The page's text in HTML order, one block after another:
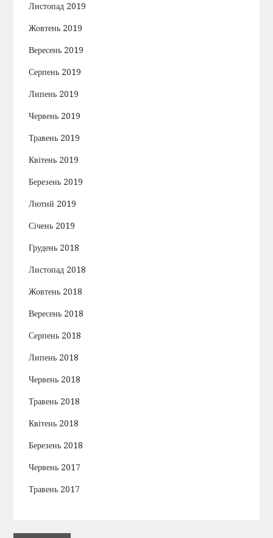
Листопад 2019
Жовтень 2019
Вересень 2019
Серпень 2019
Липень 2019
Червень 2019
Травень 2019
Квітень 2019
Березень 2019
Лютий 2019
Січень 2019
Грудень 2018
Листопад 2018
Жовтень 2018
Вересень 2018
Серпень 2018
Липень 2018
Червень 2018
Травень 2018
Квітень 2018
Березень 2018
Червень 2017
Травень 2017